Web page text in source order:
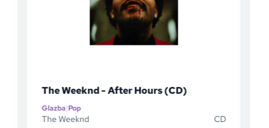
The Weeknd - After Hours (CD)
Glazba|Pop
The Weeknd CD